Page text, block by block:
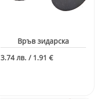
Връв зидарска
3.74 лв. / 1.91 €